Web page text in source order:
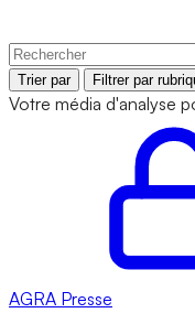
Trier par Filtrer par
Votre média d'analyse
AGRA Presse